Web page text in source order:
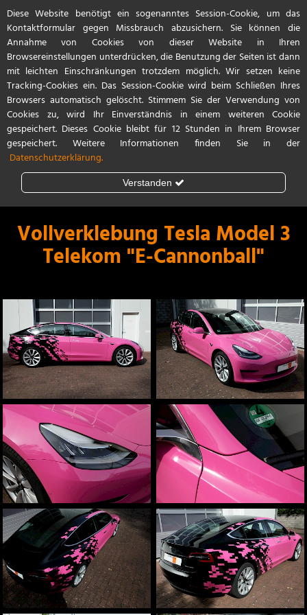
Referenzen Start Kontakt / Anfahrt
Lackschutzfolie
Teilfolierung
Porsche
Aston Martin
weitere Marken
Fahrzeugbeschriftungen
Beschriftungen und Schilder
Sichtschutz
Sonnenschutz
Team
Infrastruktur
Vollverklebung Tesla Model 3
Telekom "E-Cannonball"
Diese Website benötigt ein sogenanntes Session-Cookie, um das
Kontaktformular gegen Missbrauch abzusichern. Sie können die
Annahme von Cookies von dieser Website in Ihren
Browsereinstellungen unterdrücken, die Benutzung der Seiten ist dann
mit leichten Einschränkungen trotzdem möglich. Wir setzen keine
Tracking-Cookies ein. Das Session-Cookie wird beim Schließen Ihres
Browsers automatisch gelöscht. Stimmem Sie der Verwendung von
Cookies zu, wird Ihr Einverständnis in einem weiteren Cookie
gespeichert. Dieses Cookie bleibt für 12 Stunden in Ihrem Browser
gespeichert. Weitere Informationen finden Sie in der
Datenschutzerklärung.
Verstanden